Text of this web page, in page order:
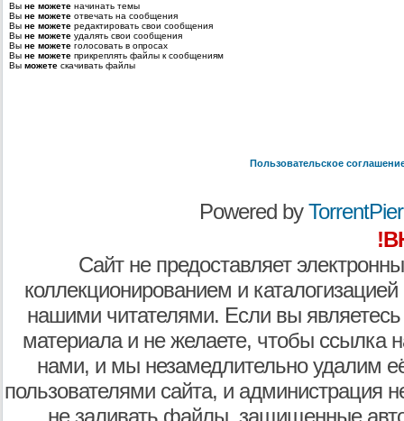
Вы не можете начинать темы
Вы не можете отвечать на сообщения
Вы не можете редактировать свои сообщения
Вы не можете удалять свои сообщения
Вы не можете голосовать в опросах
Вы не можете прикреплять файлы к сообщениям
Вы можете скачивать файлы
Пользовательское
Powered by
Сайт не предоставляет
коллекционированием и
нашими читателями. Если вы являетесь
материала и не желаете, чтобы ссылка
нами, и мы незамедлительно удалим
пользователями сайта, и администрация
не заливать файлы, защищенные